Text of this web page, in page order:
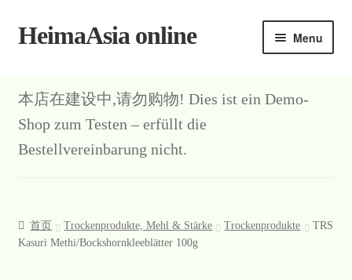
Skip
Skip
HeimaAsia online Menu
本店在建设中,请勿购物! Dies ist ein Demo-
Shop zum Testen – erfüllt die
Bestellvereinbarung nicht.
首页 Trockenprodukte, Mehl & Stärke Trockenprodukte
TRS
Kasuri Methi/Bockshornkleeblätter 100g